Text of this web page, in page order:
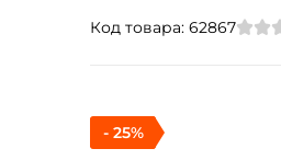
Код товара: 62867
- 25%